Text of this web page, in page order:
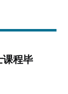
课程毕